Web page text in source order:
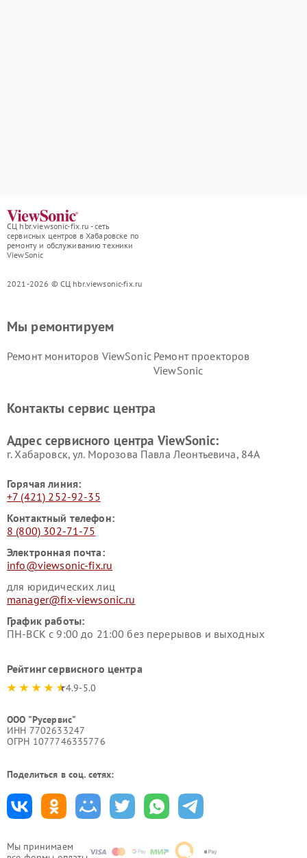
СЦ hbr.viewsonic-fix.ru - сеть
сервисных центров в Хабаровске по
ремонту и обслуживанию техники
ViewSonic
2021-2026 © СЦ hbr.viewsonic-fix.ru
Мы принимаем
Мы ремонтируем
Ремонт мониторов ViewSonic Ремонт проекторов
ViewSonic
Контакты сервис центра
Адрес сервисного центра ViewSonic:
г. Хабаровск, ул. Морозова Павла Леонтьевича, 84А
Горячая линия:
+7 (421) 252-92-35
Контактный телефон:
8 (800) 302-71-75
Электронная почта:
info@viewsonic-fix.ru
для юридических лиц
manager@fix-viewsonic.ru
График работы:
ПН-ВСК с 9:00 до 21:00 без перерывов и выходных
Рейтинг сервисного центра
4.9-5.0
ООО "Русервис"
ИНН 7702633247
ОГРН 1077746335776
Поделиться в соц. сетях: